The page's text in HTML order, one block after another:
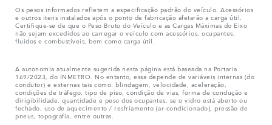
Os pesos informados refletem a especificação padrão do veículo. Acessórios
e outros itens instalados após o ponto de fabricação afetarão a carga útil.
Certifique-se de que o Peso Bruto do Veículo e as Cargas Máximas do Eixo
não sejam excedidos ao carregar o veículo com acessórios, ocupantes,
fluidos e combustíveis, bem como carga útil.
A autonomia atualmente sugerida nesta página está baseada na Portaria
169/2023, do INMETRO. No entanto, essa depende de variáveis internas (do
condutor) e externas tais como: blindagem, velocidade, aceleração,
condições de tráfego, tipo de piso, condição de vias, forma de condução e
dirigibilidade, quantidade e peso dos ocupantes, se o vidro está aberto ou
fechado, uso de aquecimento / resfriamento (ar-condicionado), pressão de
pneus, topografia, entre outras.